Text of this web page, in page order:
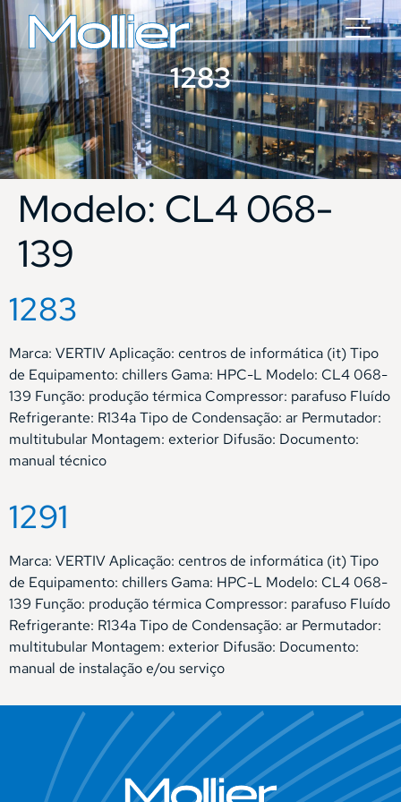
1283
Modelo: CL4 068-
139
1283
Marca: VERTIV Aplicação: centros de informática (it) Tipo
de Equipamento: chillers Gama: HPC-L Modelo: CL4 068-
139 Função: produção térmica Compressor: parafuso Fluído
Refrigerante: R134a Tipo de Condensação: ar Permutador:
multitubular Montagem: exterior Difusão: Documento:
manual técnico
1291
Marca: VERTIV Aplicação: centros de informática (it) Tipo
de Equipamento: chillers Gama: HPC-L Modelo: CL4 068-
139 Função: produção térmica Compressor: parafuso Fluído
Refrigerante: R134a Tipo de Condensação: ar Permutador:
multitubular Montagem: exterior Difusão: Documento:
manual de instalação e/ou serviço